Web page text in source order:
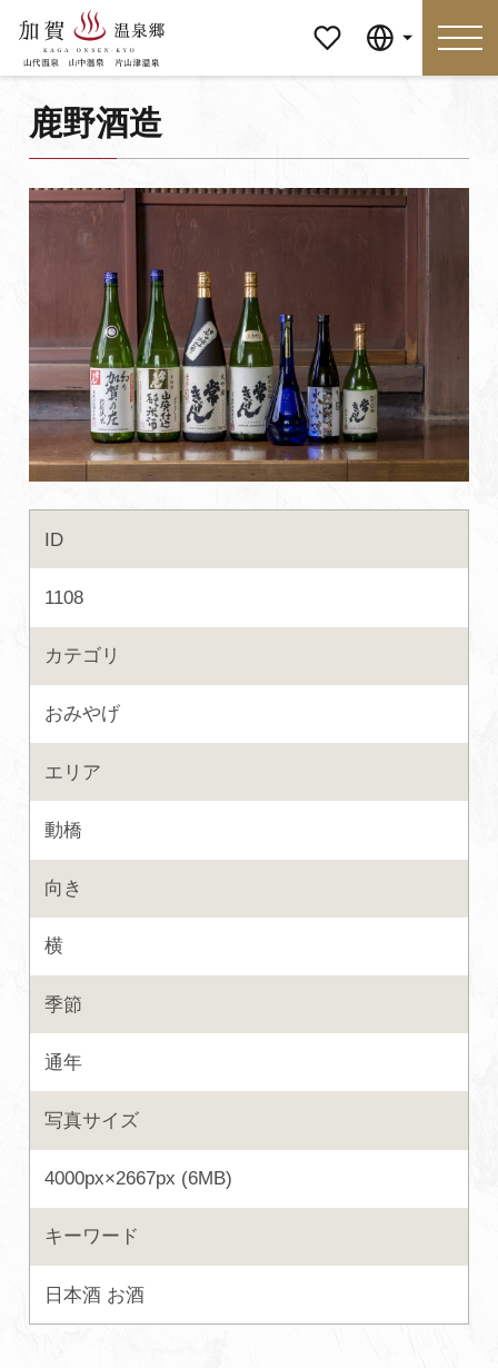
ージ
見どころ
おみやげ イベント
泊まる アクセス
マイページ
加賀に泊まって！北陸巡り♪
ご当地グルメ
加賀 旅先納税
FAQ
Language
パンフレットダウンロード
よくあるご質問・お問い合わせ
プライバシーポリシー
鹿野酒造
ID
1108
カテゴリ
おみやげ
エリア
動橋
向き
横
季節
通年
写真サイズ
4000px×2667px (6MB)
キーワード
日本酒 お酒